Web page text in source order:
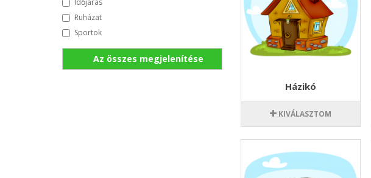
Időjárás
Ruházat
Sportok
Az összes megjelenítése
Házikó
KIVÁLASZTOM